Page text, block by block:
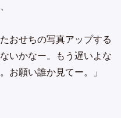
おせちの写真アップする
いかなー。もう遅いよな
お願い誰か見てー。」